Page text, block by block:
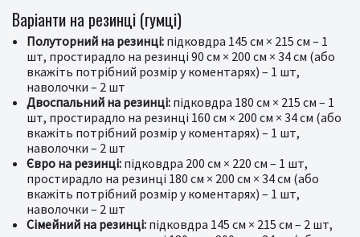
Варіанти на резинці (гумці)
Полуторний на резинці: підковдра 145 см × 215 см – 1
шт, простирадло на резинці 90 см × 200 см × 34 см (або
вкажіть потрібний розмір у коментарях) – 1 шт,
наволочки – 2 шт
Двоспальний на резинці: підковдра 180 см × 215 см – 1
шт, простирадло на резинці 160 см × 200 см × 34 см (або
вкажіть потрібний розмір у коментарях) – 1 шт,
наволочки – 2 шт
Євро на резинці: підковдра 200 см × 220 см – 1 шт,
простирадло на резинці 180 см × 200 см × 34 см (або
вкажіть потрібний розмір у коментарях) – 1 шт,
наволочки – 2 шт
Сімейний на резинці: підковдра 145 см × 215 см – 2 шт,